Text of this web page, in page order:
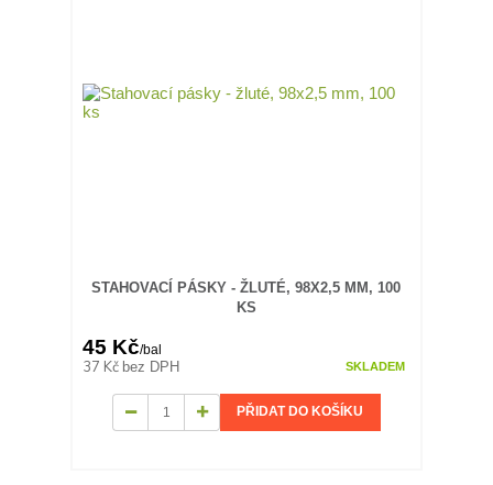
STAHOVACÍ PÁSKY - ŽLUTÉ, 98X2,5 MM, 100
KS
45 Kč/bal
37 Kč bez DPH SKLADEM
PŘIDAT DO KOŠÍKU